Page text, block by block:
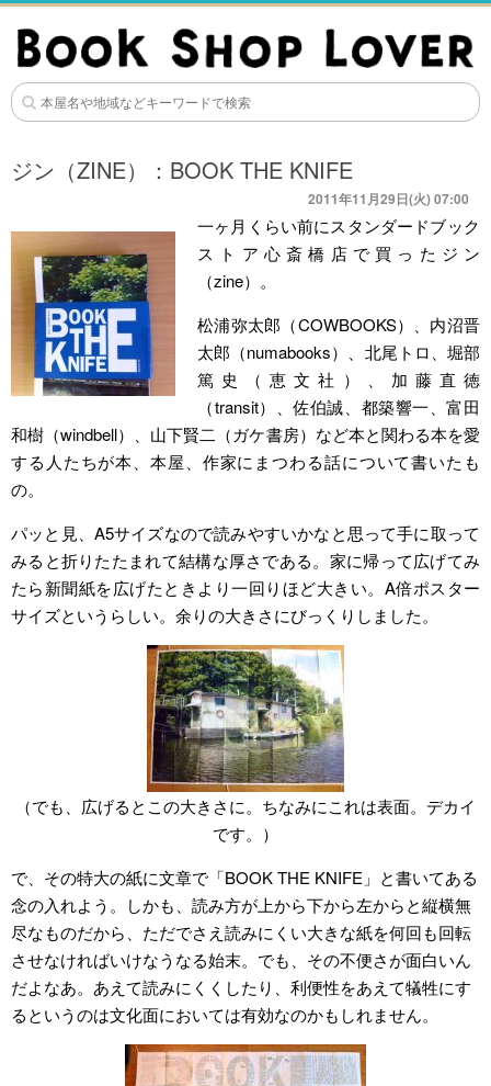
ジン（ZINE）：BOOK THE KNIFE
2011年11月29日(火) 07:00
一ヶ月くらい前にスタンダードブック
ストア心斎橋店で買ったジン
（zine）。
松浦弥太郎（COWBOOKS）、内沼晋
太郎（numabooks）、北尾トロ、堀部
篤史（恵文社）、加藤直徳
（transit）、佐伯誠、都築響一、富田
和樹（windbell）、山下賢二（ガケ書房）など本と関わる本を愛
する人たちが本、本屋、作家にまつわる話について書いたも
の。
パッと見、A5サイズなので読みやすいかなと思って手に取って
みると折りたたまれて結構な厚さである。家に帰って広げてみ
たら新聞紙を広げたときより一回りほど大きい。A倍ポスター
サイズというらしい。余りの大きさにびっくりしました。
（でも、広げるとこの大きさに。ちなみにこれは表面。デカイ
です。）
で、その特大の紙に文章で「BOOK THE KNIFE」と書いてある
念の入れよう。しかも、読み方が上から下から左からと縦横無
尽なものだから、ただでさえ読みにくい大きな紙を何回も回転
させなければいけなうなる始末。でも、その不便さが面白いん
だよなあ。あえて読みにくくしたり、利便性をあえて犠牲にす
るというのは文化面においては有効なのかもしれません。